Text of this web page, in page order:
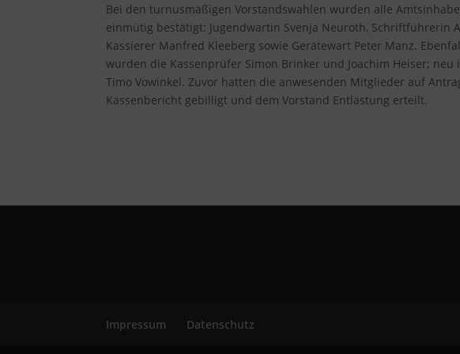
Bei den turnusmäßigen Vorstandswahlen wurden alle
einmütig bestätigt: Jugendwartin Svenja Neuroth, Schriftführerin
Kassierer Manfred Kleeberg sowie Gerätewart Peter Manz.
wurden die Kassenprüfer Simon Brinker und Joachim Heiser; neu
Timo Vowinkel. Zuvor hatten die anwesenden Mitglieder auf
Kassenbericht gebilligt und dem Vorstand Entlastung erteilt.
Impressum Datenschutz